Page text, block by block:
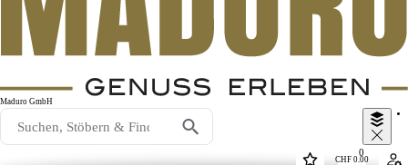
Maduro GmbH
CHF0.00
0